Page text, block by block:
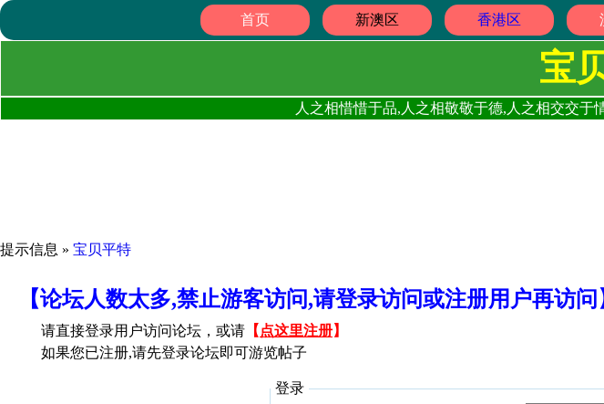
首页 新澳区 香港区
宝
人之相惜惜于品,人之相敬敬于德,人之相交交
提示信息 » 宝贝平特
【论坛人数太多,禁止游客访问,请登录访问或注册用户再访
请直接登录用户访问论坛，或请 【 点这里注册】
如果您已注册,请先登录论坛即可游览帖子
登录